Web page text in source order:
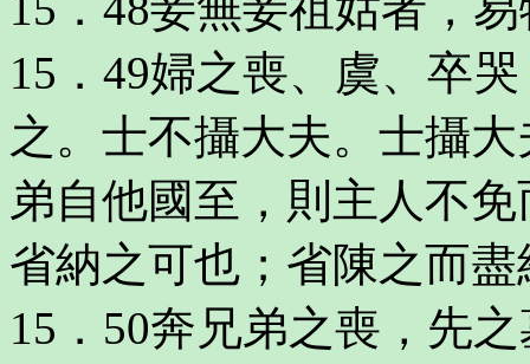
15．49婦之喪、虞、卒
之。士不攝大夫。士攝
弟自他國至，則主人不
省納之可也；省陳之而
15．50奔兄弟之喪，先